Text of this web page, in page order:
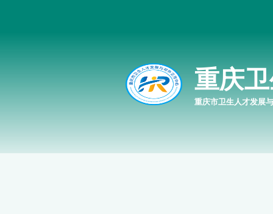
重庆
重庆市卫生人才发展